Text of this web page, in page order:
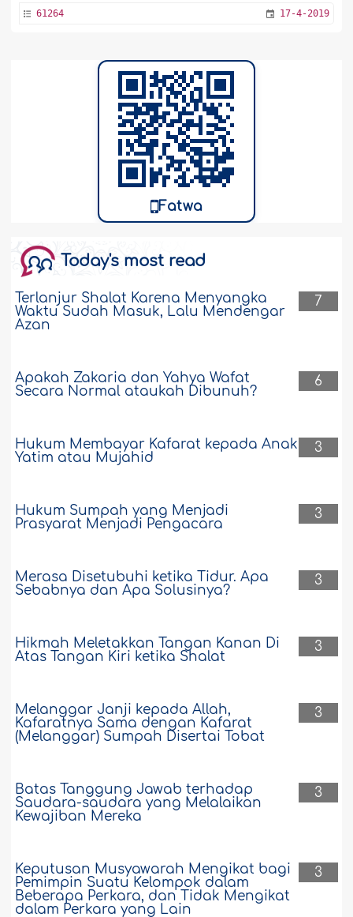
61264 17-4-2019
Fatwa
Today's most read
7
Terlanjur Shalat Karena Menyangka
Waktu Sudah Masuk, Lalu Mendengar
Azan
6
Apakah Zakaria dan Yahya Wafat
Secara Normal ataukah Dibunuh?
3
Hukum Membayar Kafarat kepada Anak
Yatim atau Mujahid
3
Hukum Sumpah yang Menjadi
Prasyarat Menjadi Pengacara
3
Merasa Disetubuhi ketika Tidur. Apa
Sebabnya dan Apa Solusinya?
3
Hikmah Meletakkan Tangan Kanan Di
Atas Tangan Kiri ketika Shalat
3
Melanggar Janji kepada Allah,
Kafaratnya Sama dengan Kafarat
(Melanggar) Sumpah Disertai Tobat
3
Batas Tanggung Jawab terhadap
Saudara-saudara yang Melalaikan
Kewajiban Mereka
3
Keputusan Musyawarah Mengikat bagi
Pemimpin Suatu Kelompok dalam
Beberapa Perkara, dan Tidak Mengikat
dalam Perkara yang Lain